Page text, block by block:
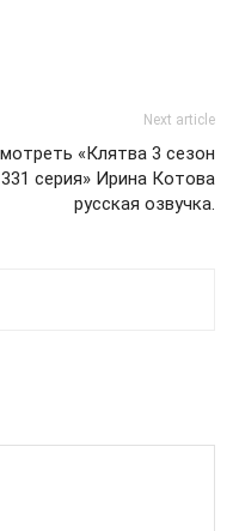
Next article
«Клятва 3 сезон
331 серия» Ирина Котова
русская озвучка.